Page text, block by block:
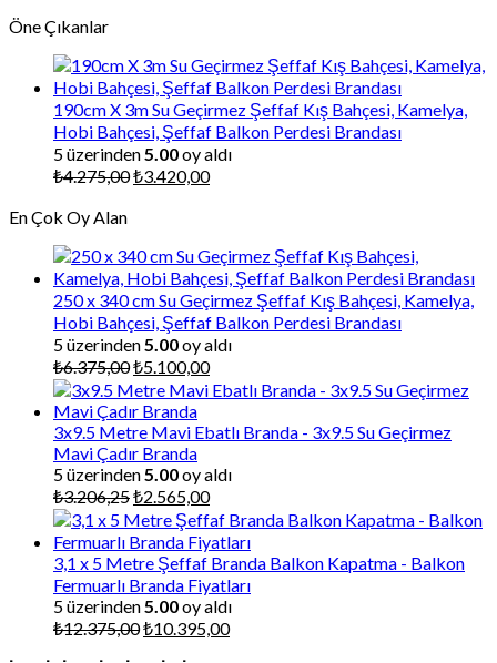
Öne Çıkanlar
190cm X 3m Su Geçirmez Şeffaf Kış Bahçesi, Kamelya,
Hobi Bahçesi, Şeffaf Balkon Perdesi Brandası
5 üzerinden 5.00oy aldı
₺4.275,00Orijinal
₺3.420,00Şu
En Çok Oy Alan
250 x 340 cm Su Geçirmez Şeffaf Kış Bahçesi, Kamelya,
Hobi Bahçesi, Şeffaf Balkon Perdesi Brandası
5 üzerinden 5.00oy aldı
₺6.375,00Orijinal
fiyat:
₺6.375,00.
₺5.100,00Şu
andaki
₺5.100,00.
3x9.5 Metre Mavi Ebatlı Branda - 3x9.5 Su Geçirmez
Mavi Çadır Branda
5 üzerinden 5.00oy aldı
₺3.206,25Orijinal
fiyat:
₺3.206,25.
₺2.565,00Şu
andaki
fiyat:
₺2.565,00.
3,1 x 5 Metre Şeffaf Branda Balkon Kapatma - Balkon
Fermuarlı Branda Fiyatları
5 üzerinden 5.00oy aldı
₺12.375,00Orijinal
₺10.395,00Şu